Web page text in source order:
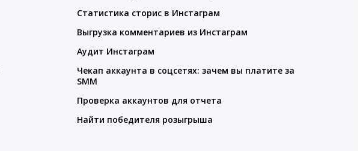
Статистика сторис в Инстаграм
Выгрузка комментариев из Инстаграм
Аудит Инстаграм
Чекап аккаунта в соцсетях: зачем вы платите за
SMM
Проверка аккаунтов для отчета
Найти победителя розыгрыша